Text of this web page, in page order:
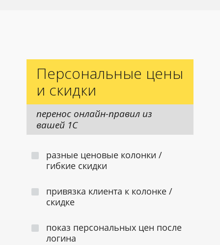
Персональные цены
и скидки
перенос онлайн-правил из
вашей 1С
разные ценовые колонки /
гибкие скидки
привязка клиента к колонке /
скидке
показ персональных цен после
логина